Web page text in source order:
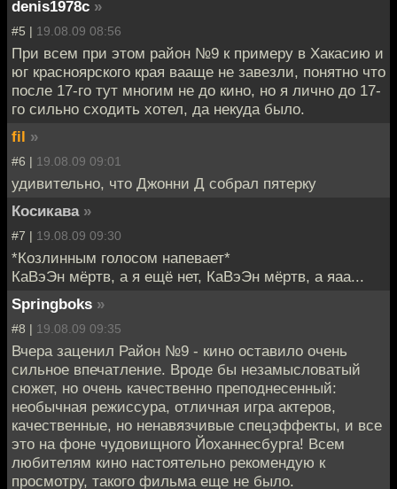
denis1978c »
#5 | 19.08.09 08:56
При всем при этом район №9 к примеру в Хакасию и
юг красноярского края вааще не завезли, понятно что
после 17-го тут многим не до кино, но я лично до 17-
го сильно сходить хотел, да некуда было.
fil »
#6 | 19.08.09 09:01
удивительно, что Джонни Д собрал пятерку
Косикава »
#7 | 19.08.09 09:30
*Козлинным голосом напевает*
КаВэЭн мёртв, а я ещё нет, КаВэЭн мёртв, а яаа...
Springboks »
#8 | 19.08.09 09:35
Вчера заценил Район №9 - кино оставило очень
сильное впечатление. Вроде бы незамысловатый
сюжет, но очень качественно преподнесенный:
необычная режиссура, отличная игра актеров,
качественные, но ненавязчивые спецэффекты, и все
это на фоне чудовищного Йоханнесбурга! Всем
любителям кино настоятельно рекомендую к
просмотру, такого фильма еще не было.